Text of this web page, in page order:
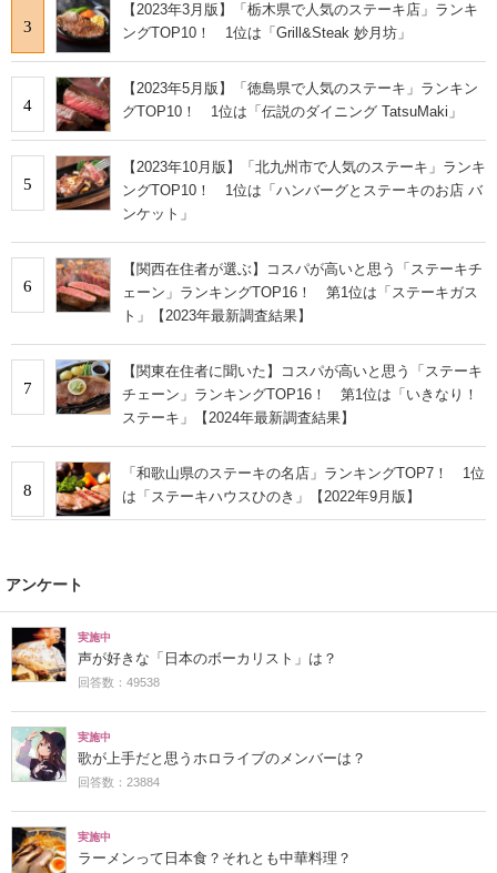
3
【2023年3月版】「栃木県で人気のステーキ店」ランキ
ングTOP10！ 1位は「Grill&Steak 妙月坊」
4
【2023年5月版】「徳島県で人気のステーキ」ランキン
グTOP10！ 1位は「伝説のダイニング TatsuMaki」
5
【2023年10月版】「北九州市で人気のステーキ」ランキ
ングTOP10！ 1位は「ハンバーグとステーキのお店 バ
ンケット」
6
【関西在住者が選ぶ】コスパが高いと思う「ステーキチ
ェーン」ランキングTOP16！ 第1位は「ステーキガス
ト」【2023年最新調査結果】
7
【関東在住者に聞いた】コスパが高いと思う「ステーキ
チェーン」ランキングTOP16！ 第1位は「いきなり！
ステーキ」【2024年最新調査結果】
8
「和歌山県のステーキの名店」ランキングTOP7！ 1位
は「ステーキハウスひのき」【2022年9月版】
アンケート
実施中
声が好きな「日本のボーカリスト」は？
回答数：49538
実施中
歌が上手だと思うホロライブのメンバーは？
回答数：23884
実施中
ラーメンって日本食？それとも中華料理？